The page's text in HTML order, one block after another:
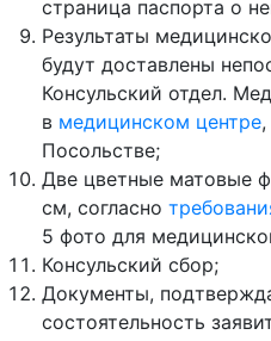
страница паспорта о
Результаты
будут доставлены
Консульский отдел.
в медицинском центре
Посольстве;
Две цветные матовые
см, согласно
5 фото для
Консульский сбор;
Документы,
состоятельность